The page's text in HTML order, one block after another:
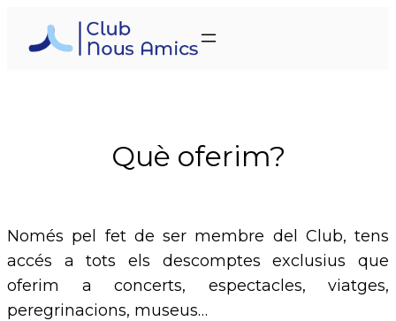
Què oferim?
Només pel fet de ser membre del Club, tens
accés a tots els descomptes exclusius que
oferim a concerts, espectacles, viatges,
peregrinacions, museus…